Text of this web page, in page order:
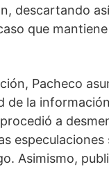
descartando
que
Pacheco
de la
a
especulaciones
Asimismo,